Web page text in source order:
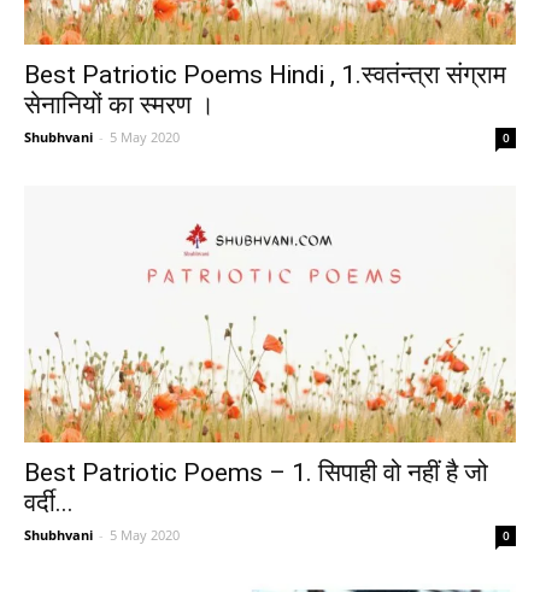
Best Patriotic Poems Hindi , 1.स्वतंन्त्रा संग्राम
सेनानियों का स्मरण ।
Shubhvani - 5 May 2020 0
Best Patriotic Poems – 1. सिपाही वो नहीं है जो
वर्दी...
Shubhvani - 5 May 2020 0